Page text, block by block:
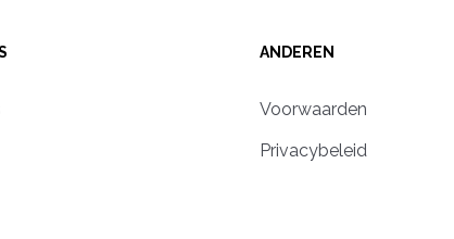
ANDEREN
Voorwaarden
Privacybeleid